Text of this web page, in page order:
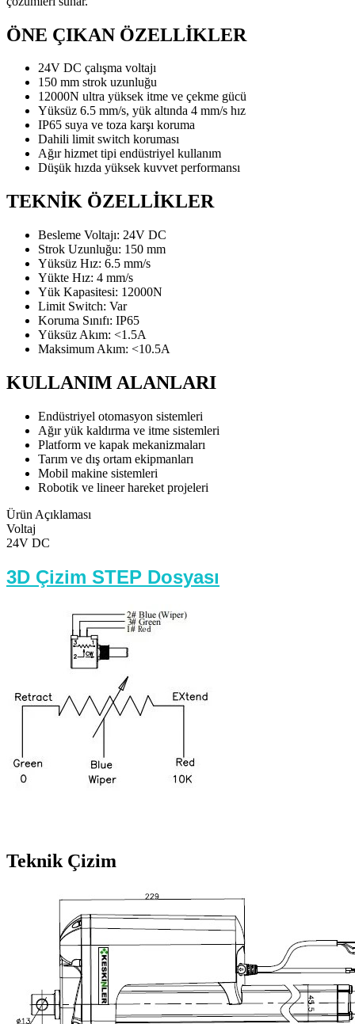
ÖNE ÇIKAN ÖZELLİKLER
24V DC çalışma voltajı
150 mm strok uzunluğu
12000N ultra yüksek itme ve çekme gücü
Yüksüz 6.5 mm/s, yük altında 4 mm/s hız
IP65 suya ve toza karşı koruma
Dahili limit switch koruması
Ağır hizmet tipi endüstriyel kullanım
Düşük hızda yüksek kuvvet performansı
TEKNİK ÖZELLİKLER
Besleme Voltajı: 24V DC
Strok Uzunluğu: 150 mm
Yüksüz Hız: 6.5 mm/s
Yükte Hız: 4 mm/s
Yük Kapasitesi: 12000N
Limit Switch: Var
Koruma Sınıfı: IP65
Yüksüz Akım: <1.5A
Maksimum Akım: <10.5A
KULLANIM ALANLARI
Endüstriyel otomasyon sistemleri
Ağır yük kaldırma ve itme sistemleri
Platform ve kapak mekanizmaları
Tarım ve dış ortam ekipmanları
Mobil makine sistemleri
Robotik ve lineer hareket projeleri
Ürün Açıklaması
Voltaj
24V DC
3D Çizim STEP Dosyası
Teknik Çizim